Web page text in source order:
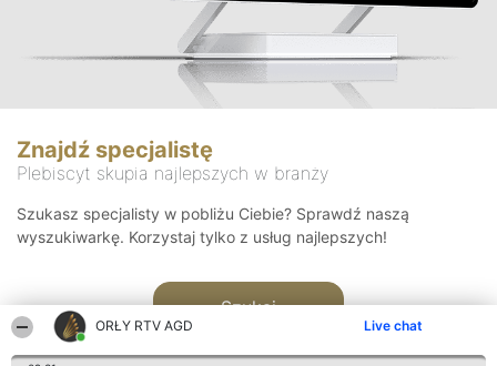
ORŁY RTV AGD Live chat
Znajdź specjalistę
Plebiscyt skupia najlepszych w branży
Szukasz specjalisty w pobliżu Ciebie? Sprawdź naszą
wyszukiwarkę. Korzystaj tylko z usług najlepszych!
Szukaj